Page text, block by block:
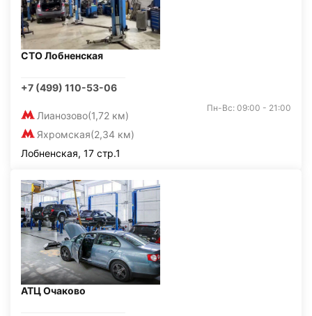
СТО Лобненская
+7 (499) 110-53-06
Лианозово(1,72 км)
Яхромская(2,34 км)
Пн-Вс: 09:00 - 21:00
Лобненская, 17 стр.1
АТЦ Очаково